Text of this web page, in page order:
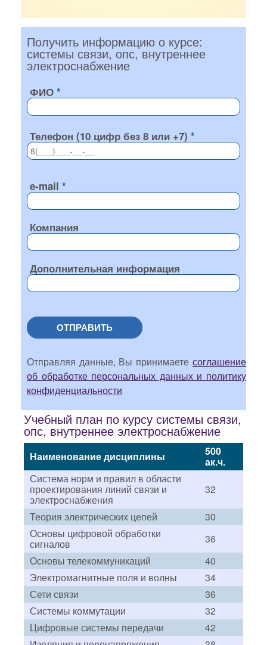
Получить информацию о курсе:
системы связи, опс, внутреннее
электроснабжение
ФИО
Телефон (10 цифр без 8 или +7)
e-mail
Компания
Дополнительная информация
ОТПРАВИТЬ
Отправляя данные, Вы принимаете соглашение
об обработке персональных данных и политику
конфиденциальности
Учебный план по курсу системы связи,
опс, внутреннее электроснабжение
Наименование дисциплины 500
ак.ч.
Система норм и правил в области
проектирования линий связи и
электроснабжения
32
Теория электрических цепей
30
Основы цифровой обработки
сигналов
36
Основы телекоммуникаций
40
Электромагнитные поля и волны
34
Сети связи
36
Системы коммутации
32
Цифровые системы передачи
42